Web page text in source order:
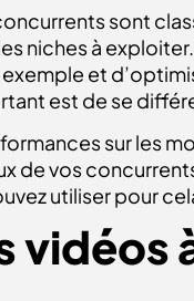
sont
niches à
et
est de se
sur les
de vos
utiliser pour
vidéos